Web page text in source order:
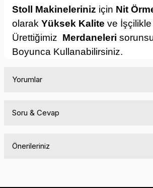
Stoll Makineleriniz için Nit
olarak Yüksek Kalite ve İşçilikle
Ürettiğimiz Merdaneleri
Boyunca Kullanabilirsiniz.
Yorumlar
Soru & Cevap
Önerileriniz